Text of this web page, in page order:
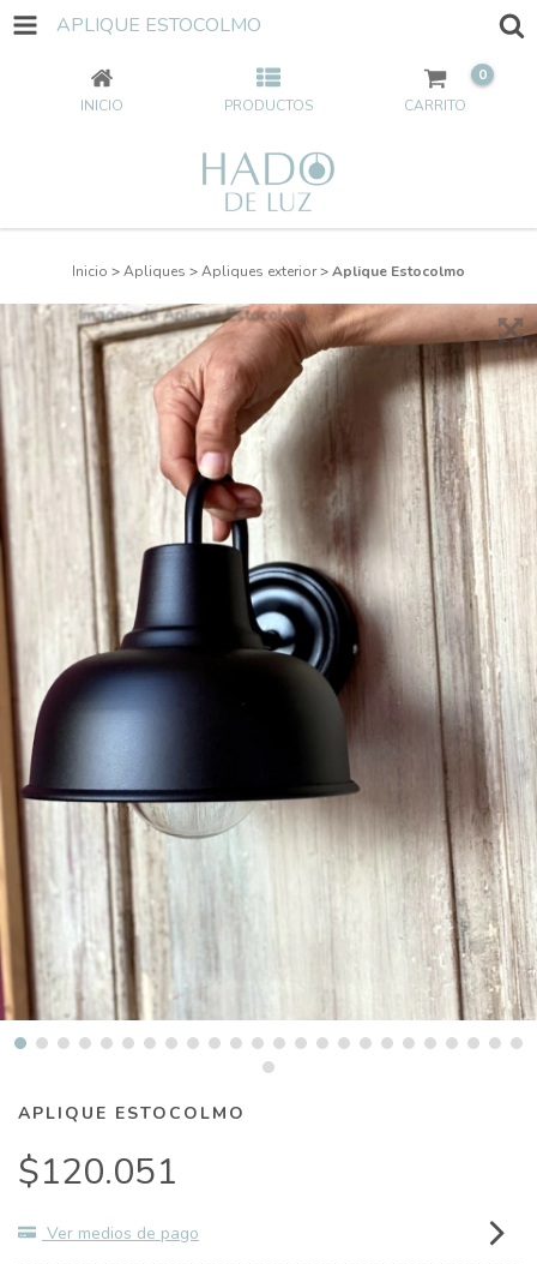
APLIQUE ESTOCOLMO
INICIO PRODUCTOS CARRITO
0
Inicio >Apliques >Apliques exterior>Aplique Estocolmo
APLIQUE ESTOCOLMO
$120.051
Ver medios de pago